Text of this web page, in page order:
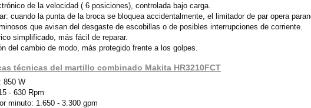
de la velocidad ( 6 posiciones), controlada bajo carga.
cuando la punta de la broca se bloquea accidentalmente, el limitador de par opera
que avisan del desgaste de escobillas o de posibles interrupciones de corriente.
simplificado, más fácil de reparar.
del cambio de modo, más protegido frente a los golpes.
técnicas del martillo combinado Makita HR3210FCT
850 W
- 630 Rpm
minuto: 1.650 - 3.300 gpm